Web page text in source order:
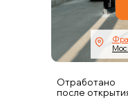
Отработано
после